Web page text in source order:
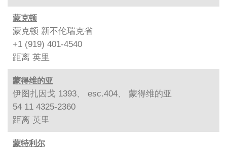
蒙克顿
蒙克顿 新不伦瑞克省
+1 (919) 401-4540
距离 英里
蒙得维的亚
伊图扎因戈 1393、 esc.404、 蒙得维的亚
54 11 4325-2360
距离 英里
蒙特利尔